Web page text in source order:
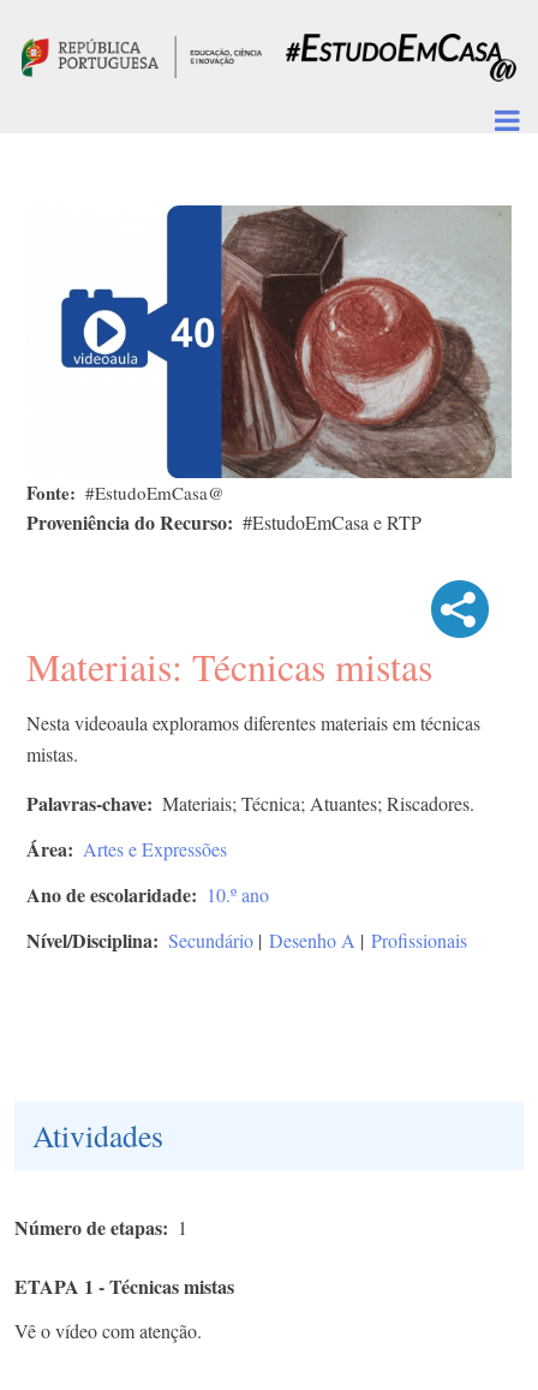
Fonte #EstudoEmCasa@
Proveniência do Recurso #EstudoEmCasa e RTP
Materiais: Técnicas mistas
Nesta videoaula exploramos diferentes materiais em técnicas
mistas.
Palavras-chave Materiais; Técnica; Atuantes; Riscadores.
Área Artes e Expressões
Ano de escolaridade 10.º ano
Nível/Disciplina Secundário | Desenho A | Profissionais
Atividades
Número de etapas 1
ETAPA 1 - Técnicas mistas
Vê o vídeo com atenção.